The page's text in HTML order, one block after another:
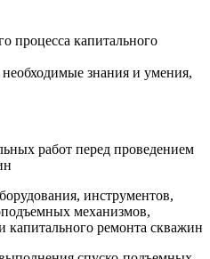
процесса капитального
знания и умения,
работ перед проведением
инструментов,
механизмов,
ремонта скважин